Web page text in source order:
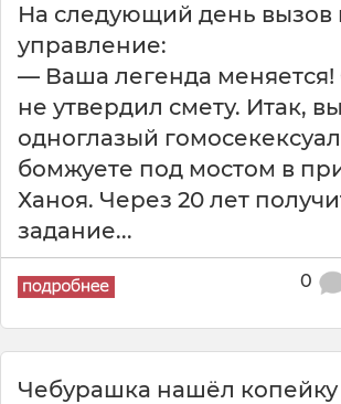
На следующий день вызов
управление:
— Ваша легенда
не утвердил смету. Итак,
одноглазый
бомжуете под мостом в
Ханоя. Через 20 лет
задание...
0
Чебурашка нашёл копейку